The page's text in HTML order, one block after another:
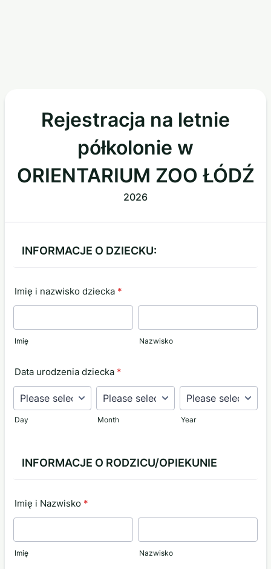
Rejestracja na letnie
półkolonie w
ORIENTARIUM ZOO ŁÓDŹ
2026
INFORMACJE O DZIECKU:
Imię i nazwisko dziecka *
Imię Nazwisko
Data urodzenia dziecka *
Day Month Year
INFORMACJE O RODZICU/OPIEKUNIE
Imię i Nazwisko *
Imię Nazwisko